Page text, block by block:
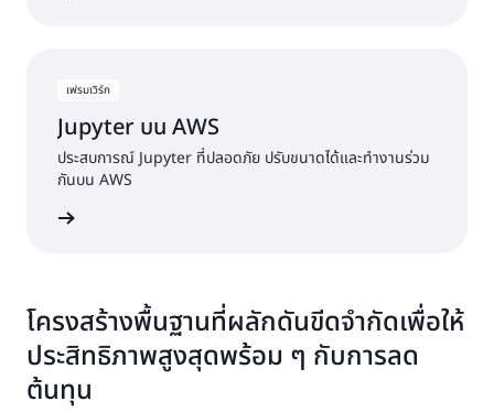
เฟรมเวิร์ก
Jupyter บน AWS
ประสบการณ์ Jupyter ที่ปลอดภัย ปรับขนาดได้และทำงานร่วม
กันบน AWS
โครงสร้างพื้นฐานที่ผลักดันขีดจำกัดเพื่อให้
ประสิทธิภาพสูงสุดพร้อม ๆ กับการลด
ต้นทุน